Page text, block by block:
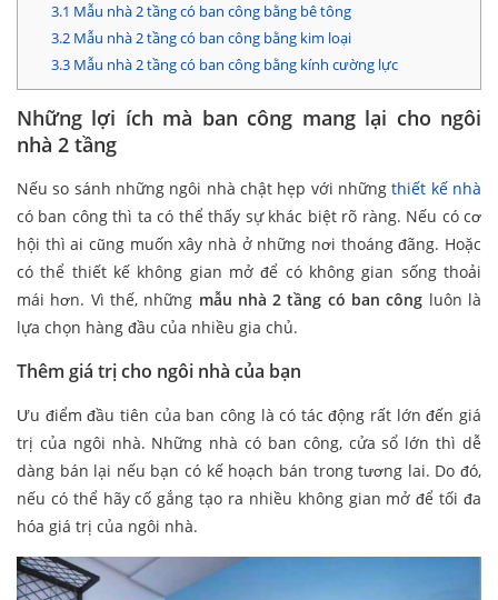
3.1 Mẫu nhà 2 tầng có ban công bằng bê tông
3.2Mẫu nhà 2 tầng có ban công bằng kim loại
3.3Mẫu nhà 2 tầng có ban công bằng kính cường lực
Những lợi ích mà ban công mang lại cho ngôi
nhà 2 tầng
Nếu so sánh những ngôi nhà chật hẹp với nhữngthiết kế nhà
có ban công thì ta có thể thấy sự khác biệt rõ ràng. Nếu có cơ
hội thì ai cũng muốn xây nhà ở những nơi thoáng đãng. Hoặc
có thể thiết kế không gian mở để có không gian sống thoải
mái hơn. Vì thế, những mẫu nhà 2 tầng có ban công luôn là
lựa chọn hàng đầu của nhiều gia chủ.
Thêm giá trị cho ngôi nhà của bạn
Ưu điểm đầu tiên của ban công là có tác động rất lớn đến giá
trị của ngôi nhà. Những nhà có ban công, cửa sổ lớn thì dễ
dàng bán lại nếu bạn có kế hoạch bán trong tương lai. Do đó,
nếu có thể hãy cố gắng tạo ra nhiều không gian mở để tối đa
hóa giá trị của ngôi nhà.